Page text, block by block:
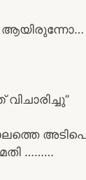
വിചാരിച്ചു”
………